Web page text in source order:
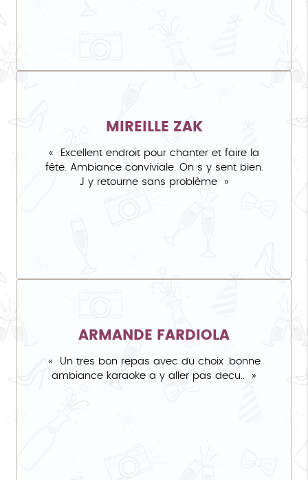
MIREILLE ZAK
Excellent endroit pour chanter et faire la
fête. Ambiance conviviale. On s y sent bien.
J y retourne sans problème
ARMANDE FARDIOLA
Un tres bon repas avec du choix .bonne
ambiance karaoke a y aller pas decu..